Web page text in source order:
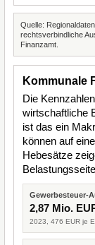
Quelle:
rechtsverbindliche
Finanzamt.
Kommunale
Die
wirtschaftliche
ist das ein
können auf
Hebesätze
Gewerbesteuer-
2,87 Mio.
2023, 476 EUR je